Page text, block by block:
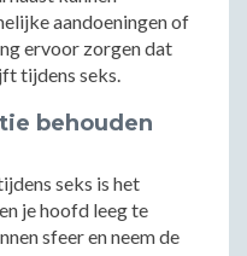
aandoeningen of
ervoor zorgen dat
tijdens seks.
behouden
seks is het
je hoofd leeg te
sfeer en neem de